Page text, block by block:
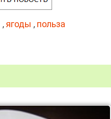
,ягоды , польза